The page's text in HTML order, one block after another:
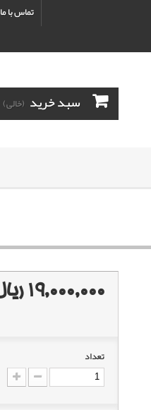
تماس با ما
سبد خرید (خالی)
19,000,000 ریال
تعداد